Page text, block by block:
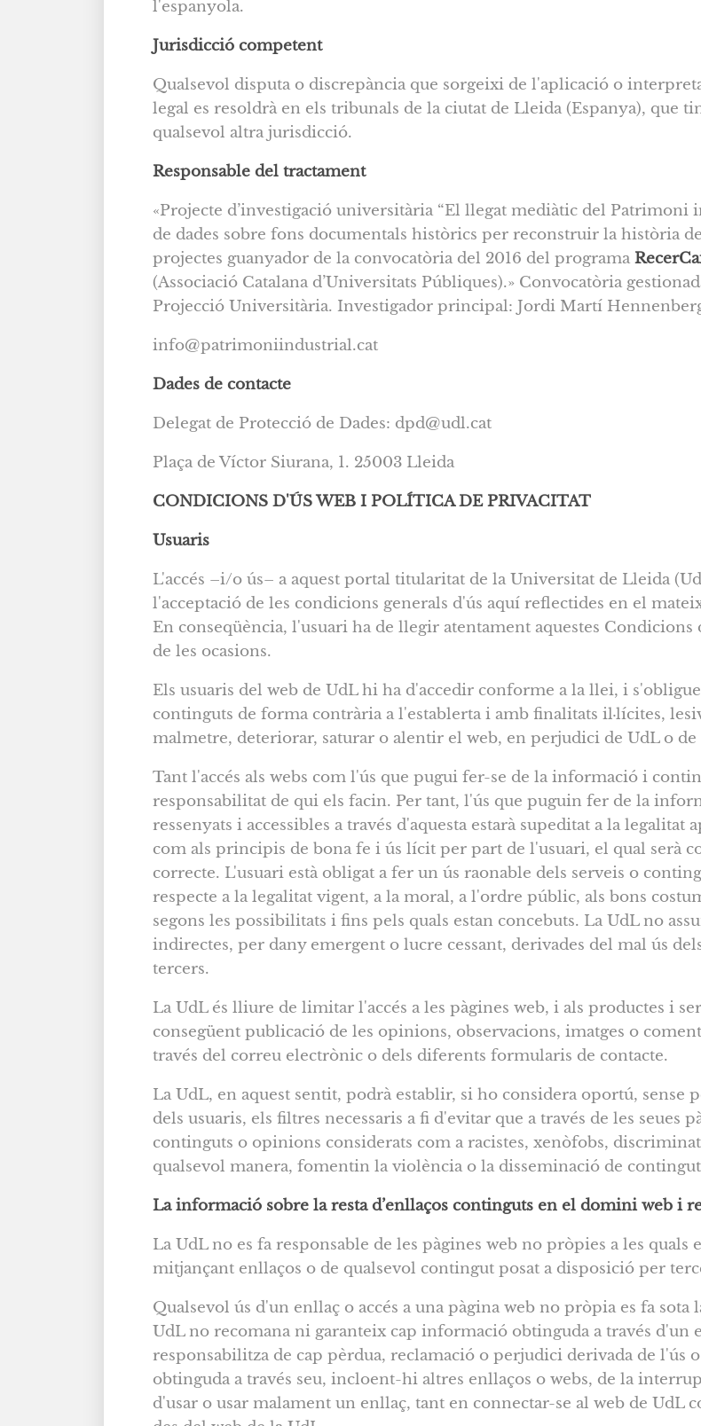
l'espanyola.
Jurisdicció competent
Qualsevol disputa o discrepància que sorgeixi de l'aplicació o
legal es resoldrà en els tribunals de la ciutat de Lleida (Espanya), que
qualsevol altra jurisdicció.
Responsable del tractament
«Projecte d’investigació universitària “El llegat mediàtic del
de dades sobre fons documentals històrics per reconstruir la història
projectes guanyador de la convocatòria del 2016 del programa
(Associació Catalana d’Universitats Públiques).» Convocatòria
Projecció Universitària. Investigador principal: Jordi Martí
info@patrimoniindustrial.cat
Dades de contacte
Delegat de Protecció de Dades: dpd@udl.cat
Plaça de Víctor Siurana, 1. 25003 Lleida
CONDICIONS D'ÚS WEB I POLÍTICA DE PRIVACITAT
Usuaris
L'accés –i/o ús– a aquest portal titularitat de la Universitat de Lleida
l'acceptació de les condicions generals d'ús aquí reflectides en el
En conseqüència, l'usuari ha de llegir atentament aquestes
de les ocasions.
Els usuaris del web de UdL hi ha d'accedir conforme a la llei, i
continguts de forma contrària a l'establerta i amb finalitats il·lícites,
malmetre, deteriorar, saturar o alentir el web, en perjudici de UdL o de
Tant l'accés als webs com l'ús que pugui fer-se de la informació i
responsabilitat de qui els facin. Per tant, l'ús que puguin fer de la
ressenyats i accessibles a través d'aquesta estarà supeditat a la
com als principis de bona fe i ús lícit per part de l'usuari, el qual serà
correcte. L'usuari està obligat a fer un ús raonable dels serveis o
respecte a la legalitat vigent, a la moral, a l'ordre públic, als bons
segons les possibilitats i fins pels quals estan concebuts. La UdL no
indirectes, per dany emergent o lucre cessant, derivades del mal ús
tercers.
La UdL és lliure de limitar l'accés a les pàgines web, i als productes i
consegüent publicació de les opinions, observacions, imatges o
través del correu electrònic o dels diferents formularis de contacte.
La UdL, en aquest sentit, podrà establir, si ho considera oportú,
dels usuaris, els filtres necessaris a fi d'evitar que a través de les seues
continguts o opinions considerats com a racistes, xenòfobs,
qualsevol manera, fomentin la violència o la disseminació de
La informació sobre la resta d’enllaços continguts en el domini web i
La UdL no es fa responsable de les pàgines web no pròpies a les quals
mitjançant enllaços o de qualsevol contingut posat a disposició per
Qualsevol ús d'un enllaç o accés a una pàgina web no pròpia es fa
UdL no recomana ni garanteix cap informació obtinguda a través d'un
responsabilitza de cap pèrdua, reclamació o perjudici derivada de l'ús
obtinguda a través seu, incloent-hi altres enllaços o webs, de la
d'usar o usar malament un enllaç, tant en connectar-se al web de UdL